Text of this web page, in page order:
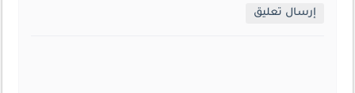
إرسال تعليق